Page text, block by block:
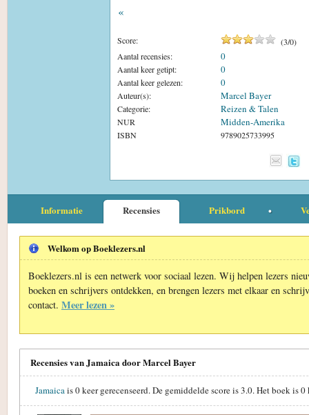
«
Score: (3/0)
Aantal recensies:
0
Aantal keer getipt: 0
Aantal keer gelezen: 0
Auteur(s): Marcel Bayer
Categorie: Reizen & Talen
NUR Midden-Amerika
ISBN 9789025733995
Informatie Recensies Prikbord
Welkom op Boeklezers.nl
Boeklezers.nl is een netwerk voor sociaal lezen. Wij helpen lezers
boeken en schrijvers ontdekken, en brengen lezers met elkaar en
contact. Meer lezen »
Recensies van Jamaica door Marcel Bayer
Jamaica is0keer gerecenseerd. De gemiddelde score is3.0. Het boek is0